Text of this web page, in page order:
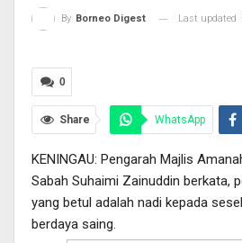
By Borneo Digest Last updated
0
Share WhatsApp
KENINGAU: Pengarah Majlis
Sabah Suhaimi Zainuddin berkata,
yang betul adalah nadi kepada
berdaya saing.